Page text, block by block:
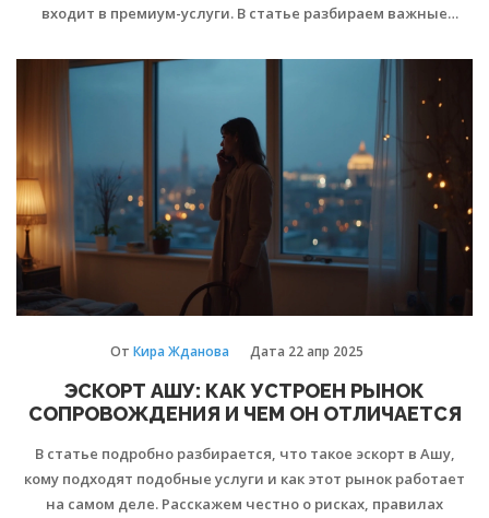
входит в премиум-услуги. В статье разбираем важные
детали отличают элитный сервис и как не попасть на
уловки мошенников. Делимся лайфхаками для знакомства,
поиска и проверки исполнительных девушек. Такой
материал будет полезен тем, кто хочет честно получить
услуги высокого уровня и избежать разочарований.
От Кира Жданова Дата 22 апр 2025
ЭСКОРТ АШУ: КАК УСТРОЕН РЫНОК
СОПРОВОЖДЕНИЯ И ЧЕМ ОН ОТЛИЧАЕТСЯ
В статье подробно разбирается, что такое эскорт в Ашу,
кому подходят подобные услуги и как этот рынок работает
на самом деле. Расскажем честно о рисках, правилах